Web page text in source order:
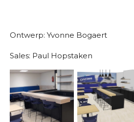
Ontwerp: Yvonne Bogaert
Sales: Paul Hopstaken